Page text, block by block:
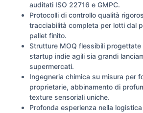
auditati ISO 22716 e GMPC.
Protocolli di controllo qualità
tracciabilità completa per lotti dal
pallet finito.
Strutture MOQ flessibili
startup indie agili sia grandi
supermercati.
Ingegneria chimica su misura per
proprietarie, abbinamento di
texture sensoriali uniche.
Profonda esperienza nella